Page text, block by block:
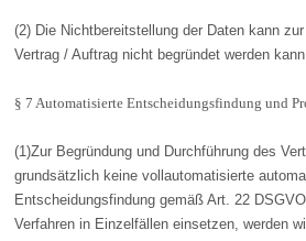
(2) Die Nichtbereitstellung der Daten kann
Vertrag / Auftrag nicht begründet werden
§ 7 Automatisierte Entscheidungsfindung und
(1)Zur Begründung und Durchführung des
grundsätzlich keine vollautomatisierte
Entscheidungsfindung gemäß Art. 22
Verfahren in Einzelfällen einsetzen, werden